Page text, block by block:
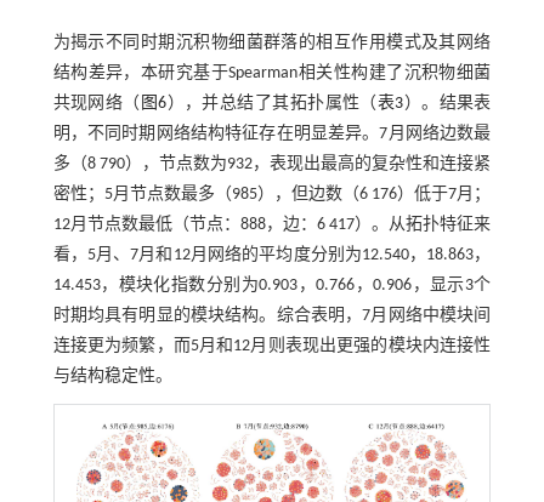
为揭示不同时期沉积物细菌群落的相互作用模式及其网络
结构差异，本研究基于Spearman相关性构建了沉积物细菌
共现网络（ 图6），并总结了其拓扑属性（表3）。结果表
明，不同时期网络结构特征存在明显差异。7月网络边数最
多（8 790），节点数为932，表现出最高的复杂性和连接紧
密性；5月节点数最多（985），但边数（6 176）低于7月；
12月节点数最低（节点：888，边：6 417）。从拓扑特征来
看，5月、7月和12月网络的平均度分别为12.540，18.863，
14.453，模块化指数分别为0.903，0.766，0.906，显示3个
时期均具有明显的模块结构。综合表明，7月网络中模块间
连接更为频繁，而5月和12月则表现出更强的模块内连接性
与结构稳定性。